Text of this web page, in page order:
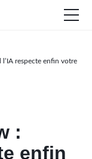
:
enfin
respecte enfin votre